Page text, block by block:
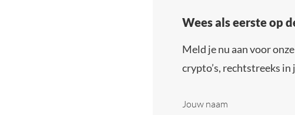
Wees als eerste op
Meld je nu aan voor
crypto’s, rechtstreeks in
Jouw naam